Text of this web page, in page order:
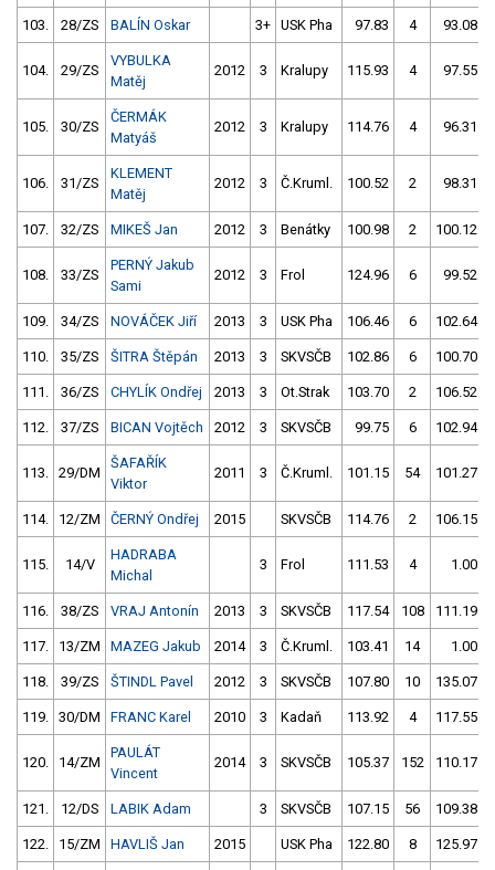
103. 28/ZS BALÍN Oskar 3+ USK Pha 97.83 4 93.08
104. 29/ZS
VYBULKA
Matěj
2012 3 Kralupy 115.93 4 97.55
105. 30/ZS
ČERMÁK
Matyáš
2012 3 Kralupy 114.76 4 96.31
106. 31/ZS
KLEMENT
Matěj
2012 3 Č.Kruml. 100.52 2 98.31
107. 32/ZS MIKEŠ Jan 2012 3 Benátky 100.98 2 100.12
108. 33/ZS
PERNÝ Jakub
Sami
2012 3 Frol 124.96 6 99.52
109. 34/ZS NOVÁČEK Jiří 2013 3 USK Pha 106.46 6 102.64
110. 35/ZS ŠITRA Štěpán 2013 3 SKVSČB 102.86 6 100.70
111. 36/ZS CHYLÍK Ondřej 2013 3 Ot.Strak 103.70 2 106.52
112. 37/ZS BICAN Vojtěch 2012 3 SKVSČB 99.75 6 102.94
113. 29/DM
ŠAFAŘÍK
Viktor
2011 3 Č.Kruml. 101.15 54 101.27
114. 12/ZM ČERNÝ Ondřej 2015 SKVSČB 114.76 2 106.15
115. 14/V
HADRABA
Michal
3 Frol 111.53 4 1.00
116. 38/ZS VRAJ Antonín 2013 3 SKVSČB 117.54 108 111.19
117. 13/ZM MAZEG Jakub 2014 3 Č.Kruml. 103.41 14 1.00
118. 39/ZS ŠTINDL Pavel 2012 3 SKVSČB 107.80 10 135.07
119. 30/DM FRANC Karel 2010 3 Kadaň 113.92 4 117.55
120. 14/ZM
PAULÁT
Vincent
2014 3 SKVSČB 105.37 152 110.17
121. 12/DS LABIK Adam 3 SKVSČB 107.15 56 109.38
122. 15/ZM HAVLIŠ Jan 2015 USK Pha 122.80 8 125.97